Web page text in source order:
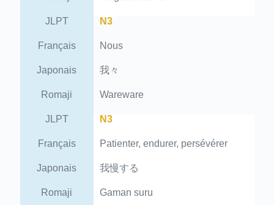
JLPT N3
Français Nous
Japonais 我々
Romaji Wareware
JLPT N3
Français Patienter, endurer, persévérer
Japonais 我慢する
Romaji Gaman suru